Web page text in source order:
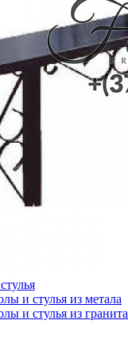
и стулья из метала
и стулья из гранита